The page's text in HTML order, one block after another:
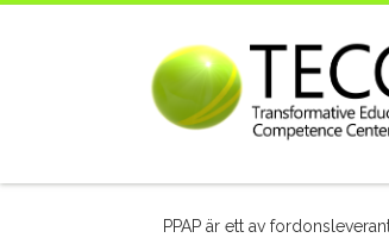
Hur man gör en PPAP
PPAP är ett av